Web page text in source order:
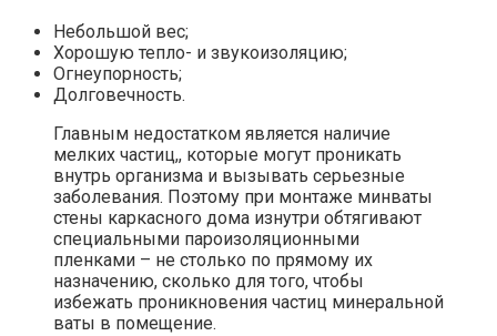
Небольшой вес;
Хорошую тепло- и звукоизоляцию;
Огнеупорность;
Долговечность.
Главным недостатком является наличие
мелких частиц,, которые могут проникать
внутрь организма и вызывать серьезные
заболевания. Поэтому при монтаже минваты
стены каркасного дома изнутри обтягивают
специальными пароизоляционными
пленками – не столько по прямому их
назначению, сколько для того, чтобы
избежать проникновения частиц минеральной
ваты в помещение.